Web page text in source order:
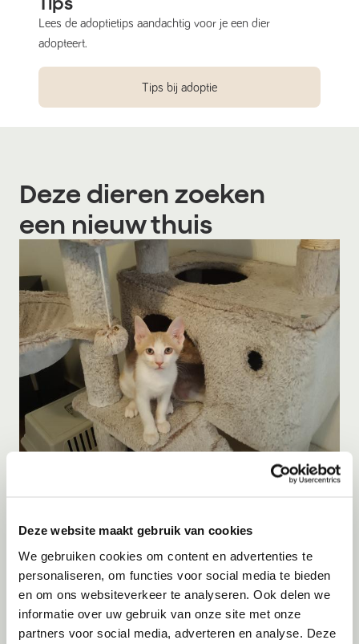
Deze website maakt gebruik van cookies
We gebruiken cookies om content en advertenties te
personaliseren, om functies voor social media te bieden
en om ons websiteverkeer te analyseren. Ook delen we
informatie over uw gebruik van onze site met onze
partners voor social media, adverteren en analyse. Deze
Lees de adoptietips aandachtig voor je een dier
adopteert.
Tips bij adoptie
Deze dieren zoeken
een nieuw thuis